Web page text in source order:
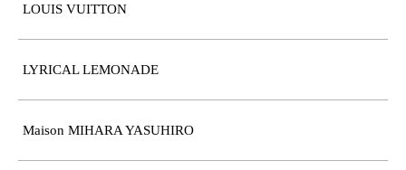
LOUIS VUITTON
LYRICAL LEMONADE
Maison MIHARA YASUHIRO